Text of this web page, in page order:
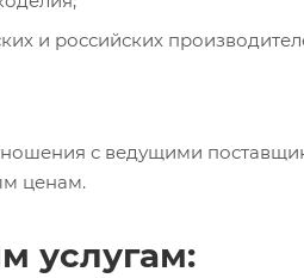
и российских
с ведущими
ценам.
услугам: